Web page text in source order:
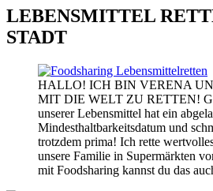
LEBENSMITTEL
STADT
HALLO! ICH BIN VERENA
MIT DIE WELT ZU RETTEN!
unserer Lebensmittel hat ein
Mindesthaltbarkeitsdatum und
trotzdem prima! Ich rette
unsere Familie in Supermärkten
mit Foodsharing kannst du das